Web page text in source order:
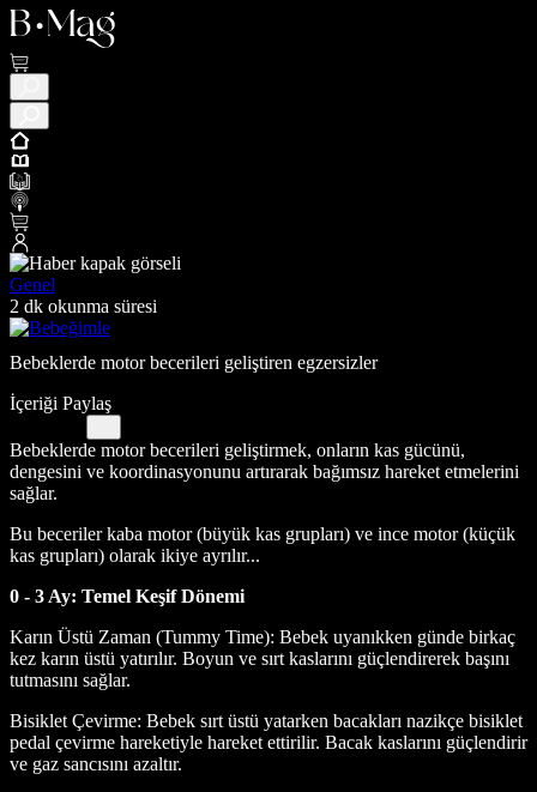
Genel
2 dk okunma süresi
Bebeklerde motor becerileri geliştiren egzersizler
İçeriği Paylaş
Bebeklerde motor becerileri geliştirmek, onların kas gücünü,
dengesini ve koordinasyonunu artırarak bağımsız hareket etmelerini
sağlar.
Bu beceriler kaba motor (büyük kas grupları) ve ince motor (küçük
kas grupları) olarak ikiye ayrılır...
0 - 3 Ay: Temel Keşif Dönemi
Karın Üstü Zaman (Tummy Time): Bebek uyanıkken günde birkaç
kez karın üstü yatırılır. Boyun ve sırt kaslarını güçlendirerek başını
tutmasını sağlar.
Bisiklet Çevirme: Bebek sırt üstü yatarken bacakları nazikçe bisiklet
pedal çevirme hareketiyle hareket ettirilir. Bacak kaslarını güçlendirir
ve gaz sancısını azaltır.